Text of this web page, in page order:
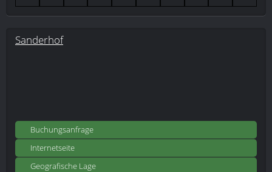
Sanderhof
Buchungsanfrage
Internetseite
Geografische Lage